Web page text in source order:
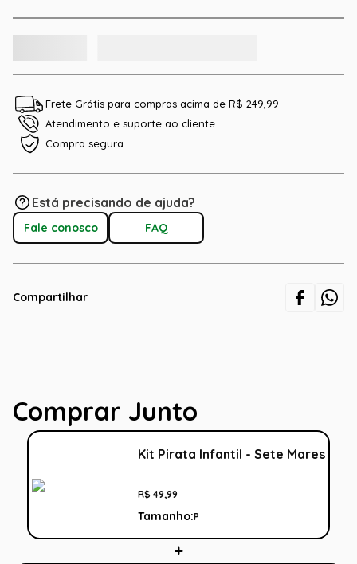
Frete Grátis para compras acima de R$ 249,99
Atendimento e suporte ao cliente
Compra segura
Está precisando de ajuda?
Fale conosco FAQ
Compartilhar
Comprar Junto
Kit Pirata Infantil - Sete Mares
R$ 49,99
Tamanho:P